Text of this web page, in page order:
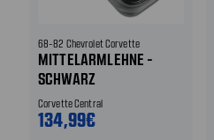
68-82 Chevrolet Corvette
MITTELARMLEHNE -
SCHWARZ
Corvette Central
134,99€